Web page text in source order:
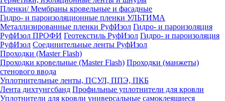
Пленки/ Мембраны кровельные и фасадные
Гидро- и пароизоляционные пленки УЛЬТИМА
Металлизированные пленки РуфИзол Гидро- и пароизоляция
РуфИзол ПРОФИ Геотекстиль РуфИзол Гидро- и пароизоляция
РуфИзол Соединительные ленты РуфИзол
Проходки (Master Flash)
Проходки кровельные (Master Flash) Проходки (манжеты)
стенового ввода
Уплотнительные ленты, ПСУЛ, ППЭ, ПКБ
Лента дихтунгсбанд Профильные уплотнители для кровли
Уплотнители для кровли универсальные самоклеящиеся